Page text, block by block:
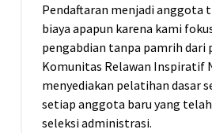
Pendaftaran menjadi anggota
biaya apapun karena kami
pengabdian tanpa pamrih dari
Komunitas Relawan Inspiratif
menyediakan pelatihan dasar
setiap anggota baru yang
seleksi administrasi.